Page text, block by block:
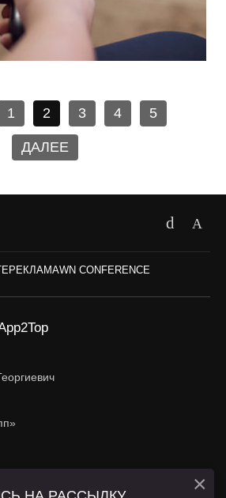
1 2 3 4 5
ДАЛЕЕ
РЕКЛАМАWN CONFERENCE
×